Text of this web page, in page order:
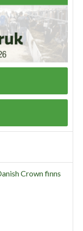
Crown finns